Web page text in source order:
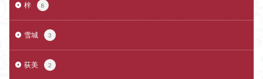
梓 8
雪城 3
荻美 2